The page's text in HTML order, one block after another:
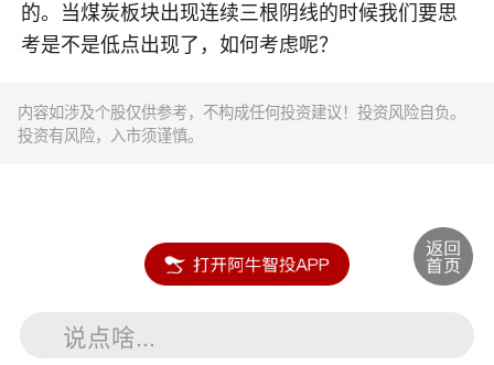
的。当煤炭板块出现连续三根阴线的时候我们要思
考是不是低点出现了，如何考虑呢？
内容如涉及个股仅供参考，不构成任何投资建议！投资风险自负。
投资有风险，入市须谨慎。
说点啥...